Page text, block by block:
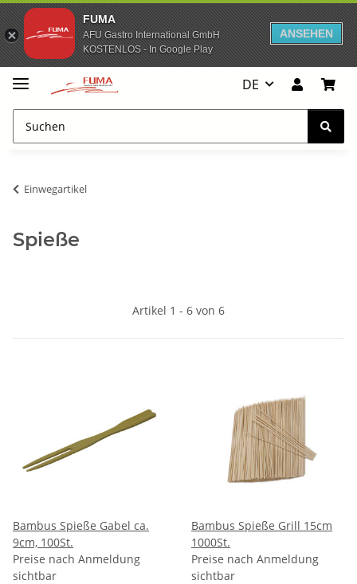
FUMA
AFU Gastro International GmbH
KOSTENLOS - In Google Play
ANSEHEN
DE
Einwegartikel
Spieße
Artikel 1 - 6 von 6
Bambus Spieße Gabel ca.
9cm, 100St.
Preise nach Anmeldung
sichtbar
Bambus Spieße Grill 15cm
1000St.
Preise nach Anmeldung
sichtbar